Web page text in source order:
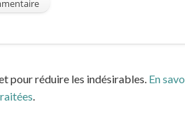
pour réduire les indésirables. En
.